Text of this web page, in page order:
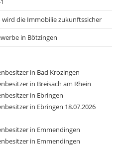
wird die Immobilie zukunftssicher
in Bötzingen
in Bad Krozingen
in Breisach am Rhein
in Ebringen
in Ebringen 18.07.2026
in Emmendingen
in Emmendingen